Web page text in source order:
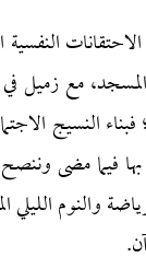
مع زميل في
النسيج
فيما مضى
والنوم الليلي